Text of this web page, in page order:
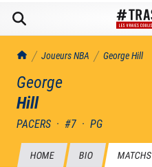
TrashTalk Actu NBA
Joueurs NBA GeorgeHill
George
Hill
PACERS · #7 · PG
HOME BIO MATCHS